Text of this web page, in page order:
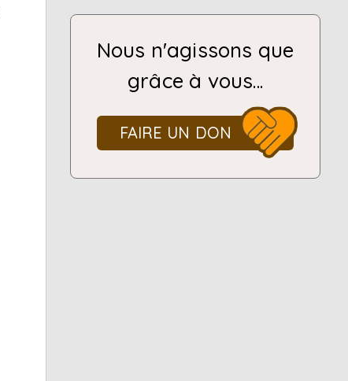
Nous n'agissons que
grâce à vous...
FAIRE UN DON